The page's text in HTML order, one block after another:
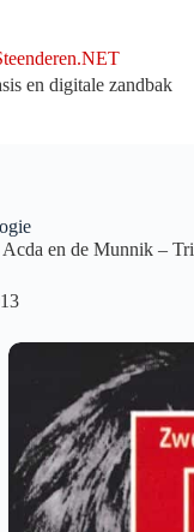
en digitale zandbak
Acda en de Munnik –